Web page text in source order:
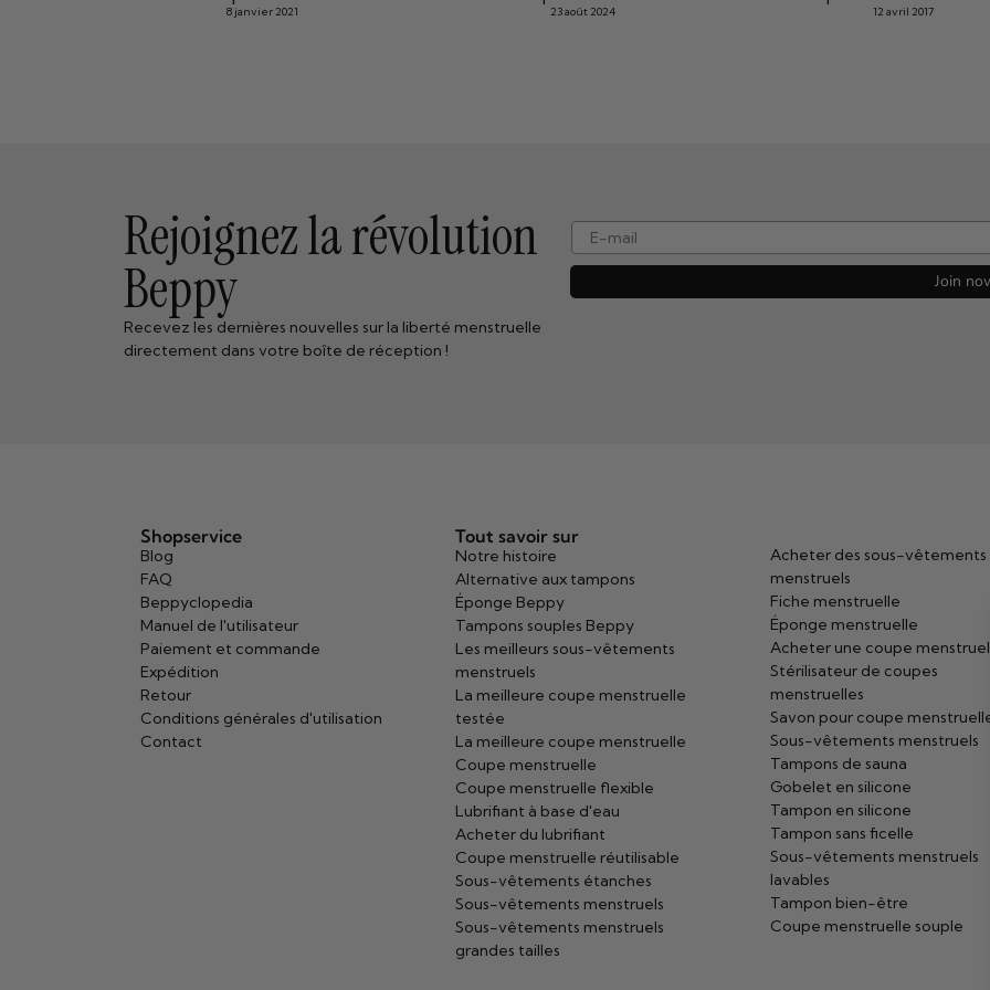
8 janvier 2021 23 août 2024 12 avril 2017
Rejoignez la révolution
Beppy
Recevez les dernières nouvelles sur la liberté menstruelle
directement dans votre boîte de réception !
e-mail
Join
Shopservice
Blog
FAQ
Beppyclopedia
Manuel de l'utilisateur
Paiement et commande
Expédition
Retour
Conditions générales d'utilisation
Contact
Tout savoir sur
Notre histoire
Alternative aux tampons
Éponge Beppy
Tampons souples Beppy
Les meilleurs sous-vêtements
menstruels
La meilleure coupe menstruelle
testée
La meilleure coupe menstruelle
Coupe menstruelle
Coupe menstruelle flexible
Lubrifiant à base d'eau
Acheter du lubrifiant
Coupe menstruelle réutilisable
Sous-vêtements étanches
Sous-vêtements menstruels
Sous-vêtements menstruels
grandes tailles
Acheter des sous-vêtements
menstruels
Fiche menstruelle
Éponge menstruelle
Acheter une coupe
Stérilisateur de coupes
menstruelles
Savon pour coupe
Sous-vêtements menstruels
Tampons de sauna
Gobelet en silicone
Tampon en silicone
Tampon sans ficelle
Sous-vêtements menstruels
lavables
Tampon bien-être
Coupe menstruelle souple